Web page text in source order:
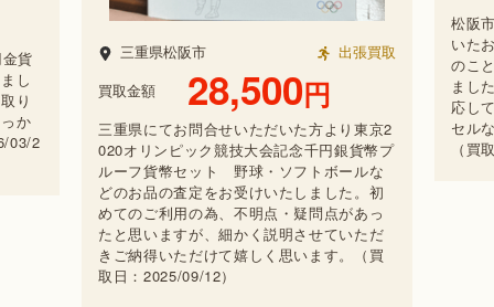
貨
し
り
か
03/2
三重県松阪市
出張買取
買取金額
28,500円
三重県にてお問合せいただいた方より東京2
020オリンピック競技大会記念千円銀貨幣プ
ルーフ貨幣セット 野球・ソフトボールな
どのお品の査定をお受けいたしました。初
めてのご利用の為、不明点・疑問点があっ
たと思いますが、細かく説明させていただ
きご納得いただけて嬉しく思います。（買
取日：2025/09/12）
松阪
いた
のこ
まし
応し
セル
（買